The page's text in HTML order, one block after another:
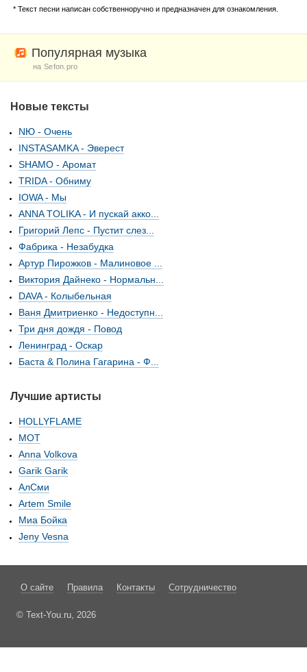
* Текст песни написан собственноручно и предназначен для ознакомления.
Популярная музыка
на Sefon.pro
Новые тексты
NЮ - Очень
INSTASAMKA - Эверест
SHAMO - Аромат
TRIDA - Обниму
IOWA - Мы
ANNA TOLIKA - И пускай акко...
Григорий Лепс - Пустит слез...
Фабрика - Незабудка
Артур Пирожков - Малиновое ...
Виктория Дайнеко - Нормальн...
DAVA - Колыбельная
Ваня Дмитриенко - Недоступн...
Три дня дождя - Повод
Ленинград - Оскар
Баста & Полина Гагарина - Ф...
Лучшие артисты
HOLLYFLAME
МОТ
Anna Volkova
Garik Garik
АлСми
Artem Smile
Миа Бойка
Jeny Vesna
О сайте Правила Контакты Сотрудничество
© Text-You.ru, 2026